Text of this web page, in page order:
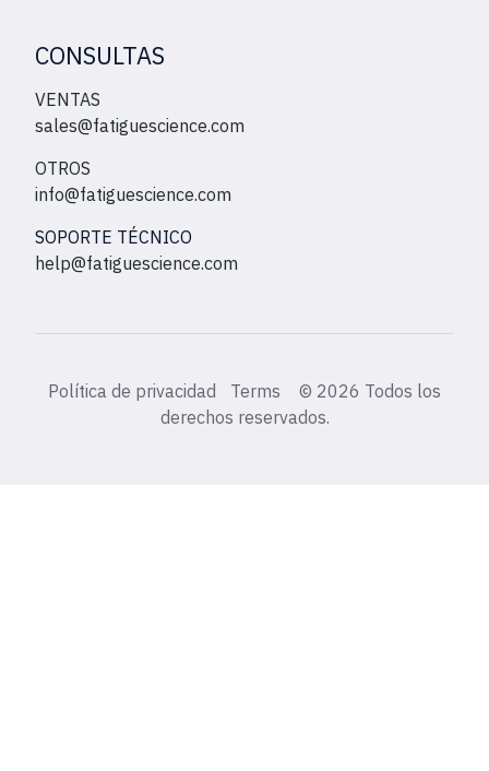
CONSULTAS
VENTAS
sales@fatiguescience.com
OTROS
info@fatiguescience.com
SOPORTE TÉCNICO
help@fatiguescience.com
Política de privacidad Terms © 2026 Todos los
derechos reservados.